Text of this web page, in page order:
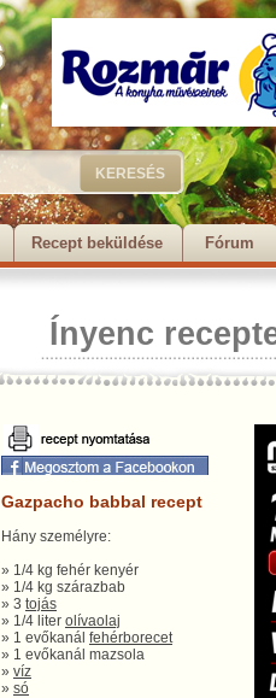
Recept beküldése Fórum
Ínyenc
Gazpacho babbal recept
Hány személyre:
» 1/4 kg fehér kenyér
» 1/4 kg szárazbab
» 3 tojás
» 1/4 liter olívaolaj
» 1 evőkanál fehérborecet
» 1 evőkanál mazsola
» víz
» só